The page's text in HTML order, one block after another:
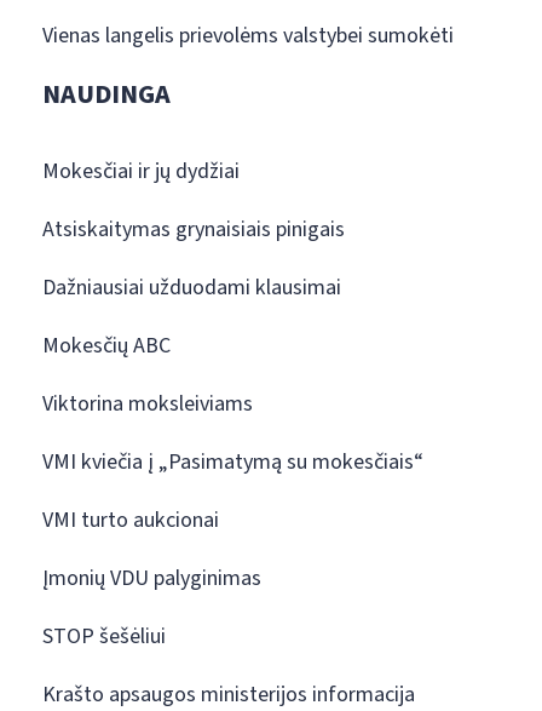
Vienas langelis prievolėms valstybei sumokėti
NAUDINGA
Mokesčiai ir jų dydžiai
Atsiskaitymas grynaisiais pinigais
Dažniausiai užduodami klausimai
Mokesčių ABC
Viktorina moksleiviams
VMI kviečia į „Pasimatymą su mokesčiais“
VMI turto aukcionai
Įmonių VDU palyginimas
STOP šešėliui
Krašto apsaugos ministerijos informacija